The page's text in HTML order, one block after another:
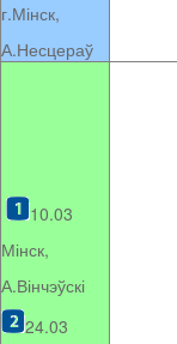
г.Мінск,
А.Несцераў
10.03
Мінск,
А.Вінчэўскі
24.03